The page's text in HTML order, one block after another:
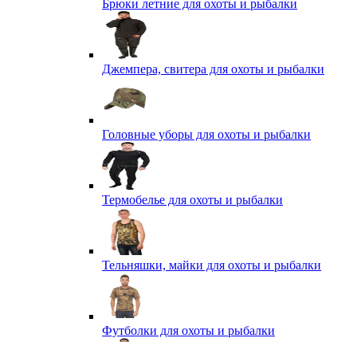
Брюки летние для охоты и рыбалки
Джемпера, свитера для охоты и рыбалки
Головные уборы для охоты и рыбалки
Термобелье для охоты и рыбалки
Тельняшки, майки для охоты и рыбалки
Футболки для охоты и рыбалки